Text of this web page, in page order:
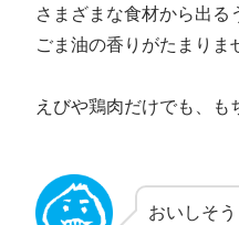
さまざまな食材から出る
ごま油の香りがたまりま
えびや鶏肉だけでも、も
おいしそう